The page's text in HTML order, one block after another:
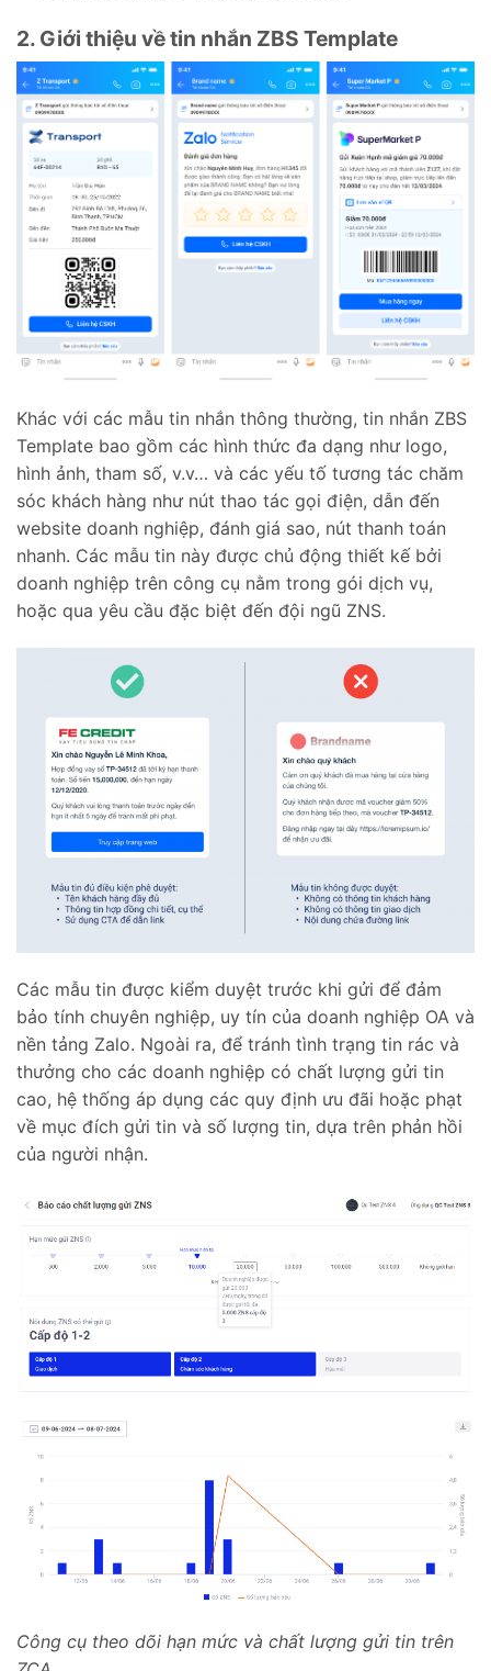
2. Giới thiệu về tin nhắn ZBS Template
Khác với các mẫu tin nhắn thông thường, tin nhắn ZBS
Template bao gồm các hình thức đa dạng như logo,
hình ảnh, tham số, v.v… và các yếu tố tương tác chăm
sóc khách hàng như nút thao tác gọi điện, dẫn đến
website doanh nghiệp, đánh giá sao, nút thanh toán
nhanh. Các mẫu tin này được chủ động thiết kế bởi
doanh nghiệp trên công cụ nằm trong gói dịch vụ,
hoặc qua yêu cầu đặc biệt đến đội ngũ ZNS.
Các mẫu tin được kiểm duyệt trước khi gửi để đảm
bảo tính chuyên nghiệp, uy tín của doanh nghiệp OA và
nền tảng Zalo. Ngoài ra, để tránh tình trạng tin rác và
thưởng cho các doanh nghiệp có chất lượng gửi tin
cao, hệ thống áp dụng các quy định ưu đãi hoặc phạt
về mục đích gửi tin và số lượng tin, dựa trên phản hồi
của người nhận.
Công cụ theo dõi hạn mức và chất lượng gửi tin trên